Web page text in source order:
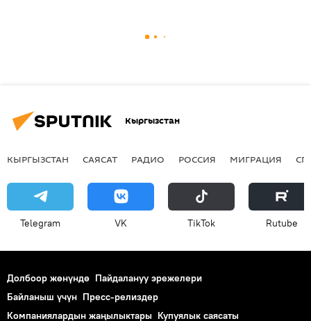
Кыргызстан
КЫРГЫЗСТАН САЯСАТ РАДИО РОССИЯ МИГРАЦИЯ
Telegram VK ТikТоk Rutube
Долбоор жөнүндө Пайдалануу эрежелери
Байланыш үчүн Пресс-релиздер
Компаниялардын жаңылыктары Купуялык саясаты